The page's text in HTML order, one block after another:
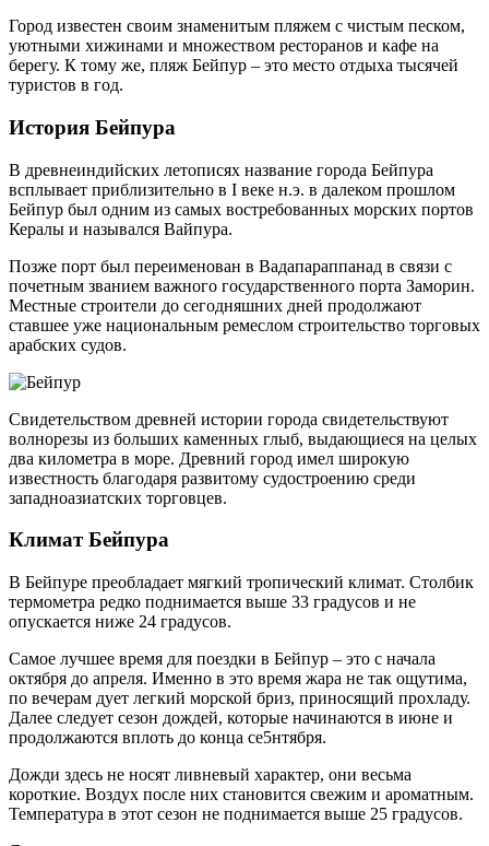
Город известен своим знаменитым пляжем с чистым песком,
уютными хижинами и множеством ресторанов и кафе на
берегу. К тому же, пляж Бейпур – это место отдыха тысячей
туристов в год.
История Бейпура
В древнеиндийских летописях название города Бейпура
всплывает приблизительно в I веке н.э. в далеком прошлом
Бейпур был одним из самых востребованных морских портов
Кералы и назывался Вайпура.
Позже порт был переименован в Вадапараппанад в связи с
почетным званием важного государственного порта Заморин.
Местные строители до сегодняшних дней продолжают
ставшее уже национальным ремеслом строительство торговых
арабских судов.
Свидетельством древней истории города свидетельствуют
волнорезы из больших каменных глыб, выдающиеся на целых
два километра в море. Древний город имел широкую
известность благодаря развитому судостроению среди
западноазиатских торговцев.
Климат Бейпура
В Бейпуре преобладает мягкий тропический климат. Столбик
термометра редко поднимается выше 33 градусов и не
опускается ниже 24 градусов.
Самое лучшее время для поездки в Бейпур – это с начала
октября до апреля. Именно в это время жара не так ощутима,
по вечерам дует легкий морской бриз, приносящий прохладу.
Далее следует сезон дождей, которые начинаются в июне и
продолжаются вплоть до конца се5нтября.
Дожди здесь не носят ливневый характер, они весьма
короткие. Воздух после них становится свежим и ароматным.
Температура в этот сезон не поднимается выше 25 градусов.